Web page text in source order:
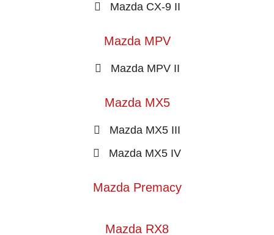
Mazda CX-9 II
Mazda MPV
Mazda MPV II
Mazda MX5
Mazda MX5 III
Mazda MX5 IV
Mazda Premacy
Mazda RX8